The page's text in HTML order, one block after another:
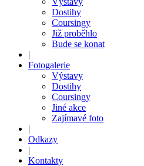
Dostihy
Coursingy
Již proběhlo
Bude se konat
|
Fotogalerie
Výstavy
Dostihy
Coursingy
Jiné akce
Zajímavé foto
|
Odkazy
|
Kontakty